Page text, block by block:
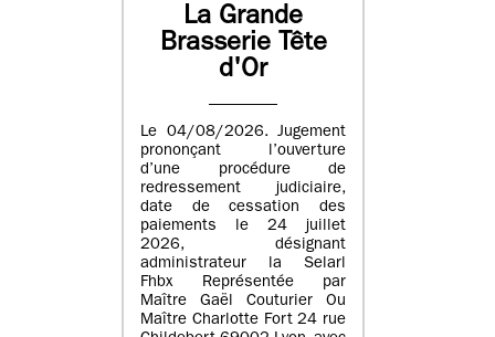
La Grande
Brasserie Tête
d'Or
Le 04/08/2026. Jugement
prononçant l’ouverture
d’une procédure de
redressement judiciaire,
date de cessation des
paiements le 24 juillet
2026, désignant
administrateur la Selarl
Fhbx Représentée par
Maître Gaël Couturier Ou
Maître Charlotte Fort 24 rue